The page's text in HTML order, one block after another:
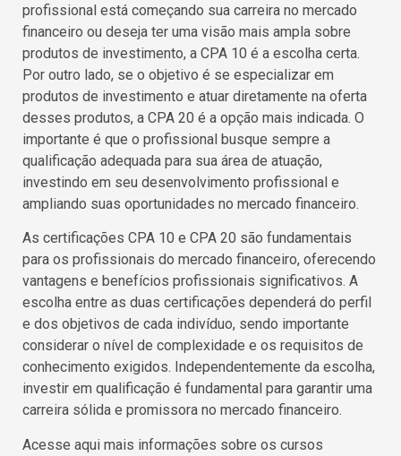
profissional está começando sua carreira no mercado
financeiro ou deseja ter uma visão mais ampla sobre
produtos de investimento, a CPA 10 é a escolha certa.
Por outro lado, se o objetivo é se especializar em
produtos de investimento e atuar diretamente na oferta
desses produtos, a CPA 20 é a opção mais indicada. O
importante é que o profissional busque sempre a
qualificação adequada para sua área de atuação,
investindo em seu desenvolvimento profissional e
ampliando suas oportunidades no mercado financeiro.
As certificações CPA 10 e CPA 20 são fundamentais
para os profissionais do mercado financeiro, oferecendo
vantagens e benefícios profissionais significativos. A
escolha entre as duas certificações dependerá do perfil
e dos objetivos de cada indivíduo, sendo importante
considerar o nível de complexidade e os requisitos de
conhecimento exigidos. Independentemente da escolha,
investir em qualificação é fundamental para garantir uma
carreira sólida e promissora no mercado financeiro.
Acesse aqui mais informações sobre os cursos